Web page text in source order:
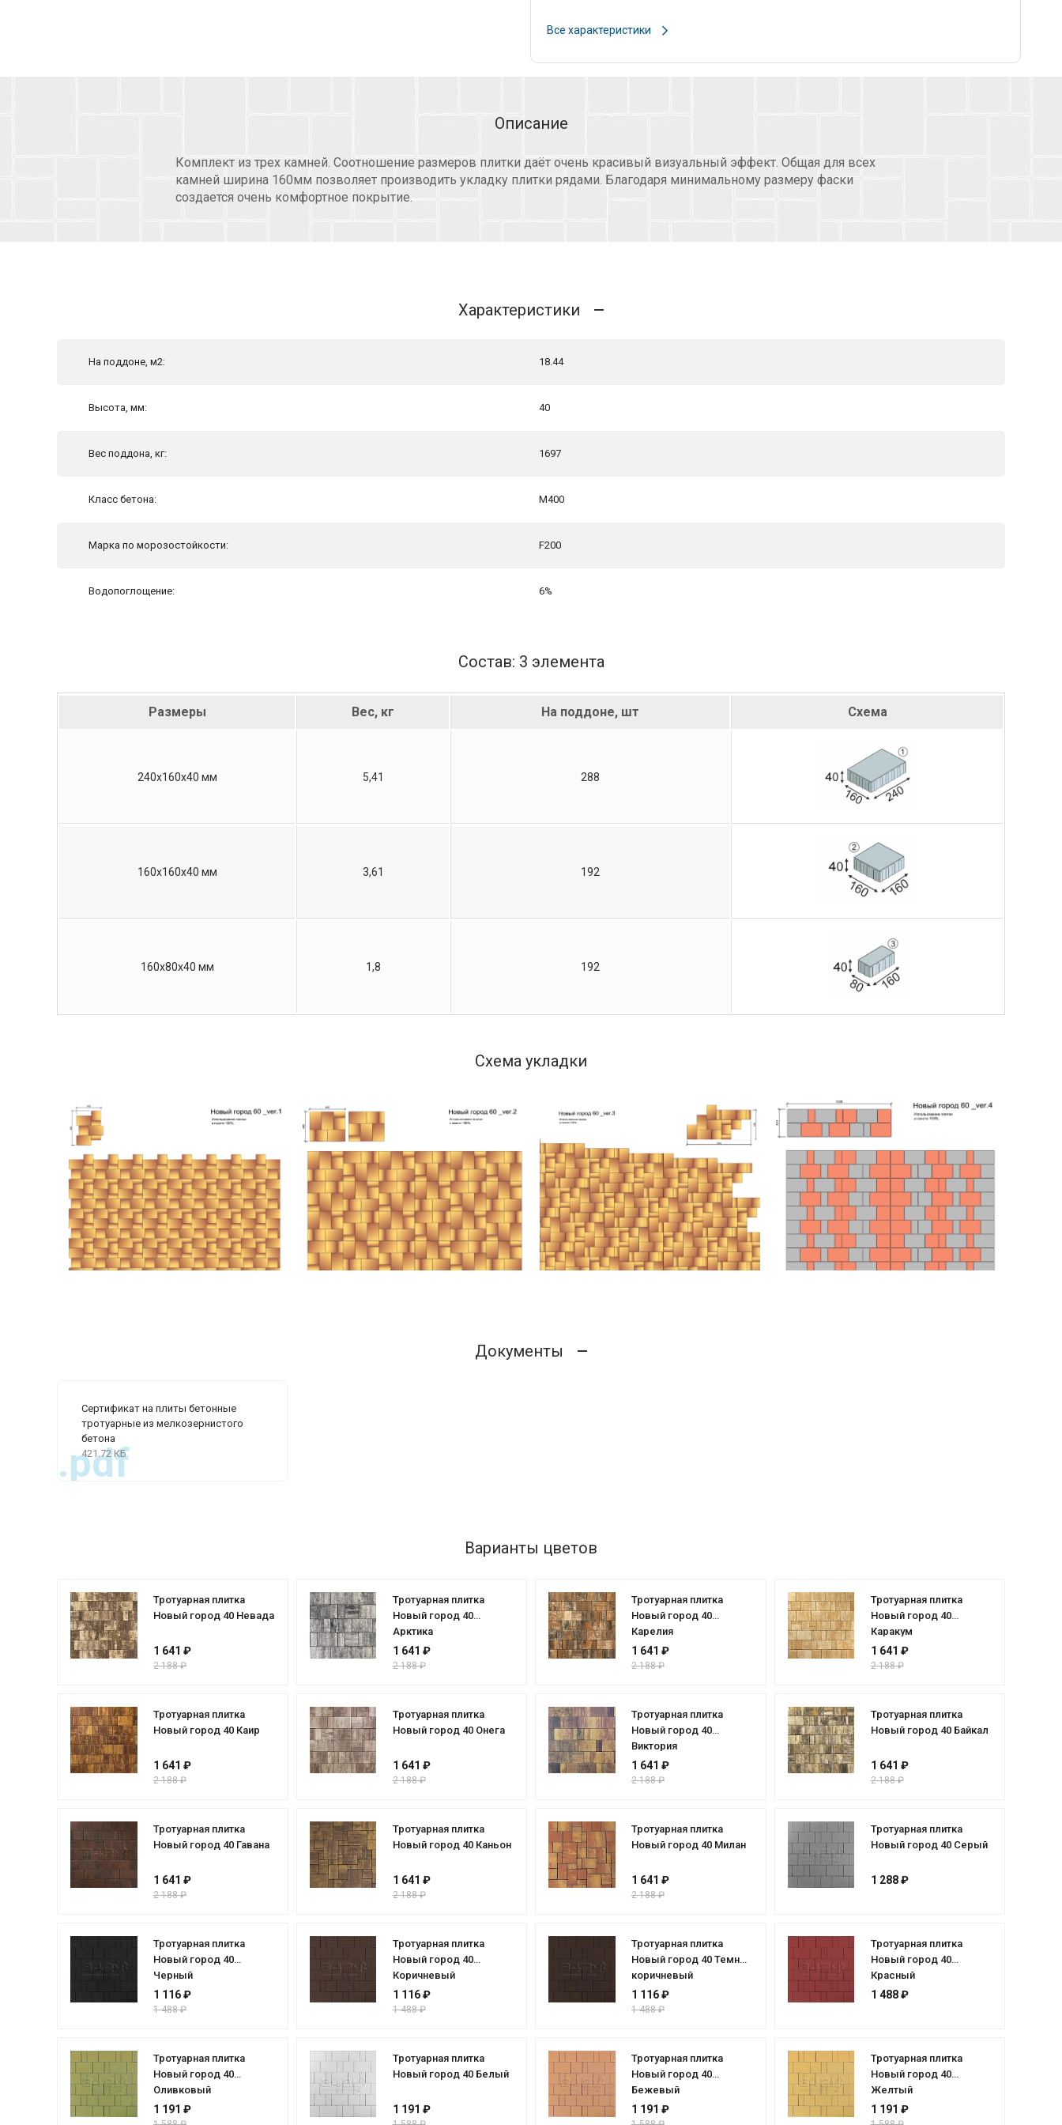
Все характеристики
Описание
Комплект из трех камней. Соотношение размеров плитки даёт очень красивый визуальный эффект. Общая для всех
камней ширина 160мм позволяет производить укладку плитки рядами. Благодаря минимальному размеру фаски
создается очень комфортное покрытие.
Характеристики
На поддоне, м2: 18.44
Высота, мм: 40
Вес поддона, кг: 1697
Класс бетона: М400
Марка по морозостойкости: F200
Водопоглощение: 6%
Состав: 3 элемента
Размеры Вес, кг На поддоне, шт Схема
240х160х40 мм 5,41 288
160х160х40 мм 3,61 192
160х80х40 мм 1,8 192
Схема укладки
Документы
Сертификат на плиты бетонные
тротуарные из мелкозернистого
бетона
421.72 КБ
.pdf
Варианты цветов
Тротуарная плитка
Новый город 40 Невада
1 641 ₽
2 188 ₽
Тротуарная плитка
Новый город 40
Арктика
1 641 ₽
2 188 ₽
Тротуарная плитка
Новый город 40
Карелия
1 641 ₽
2 188 ₽
Тротуарная плитка
Новый город 40
Каракум
1 641 ₽
2 188 ₽
Тротуарная плитка
Новый город 40 Каир
1 641 ₽
2 188 ₽
Тротуарная плитка
Новый город 40 Онега
1 641 ₽
2 188 ₽
Тротуарная плитка
Новый город 40
Виктория
1 641 ₽
2 188 ₽
Тротуарная плитка
Новый город 40 Байкал
1 641 ₽
2 188 ₽
Тротуарная плитка
Новый город 40 Гавана
1 641 ₽
2 188 ₽
Тротуарная плитка
Новый город 40 Каньон
1 641 ₽
2 188 ₽
Тротуарная плитка
Новый город 40 Милан
1 641 ₽
2 188 ₽
Тротуарная плитка
Новый город 40 Серый
1 288 ₽
Тротуарная плитка
Новый город 40
Черный
1 116 ₽
1 488 ₽
Тротуарная плитка
Новый город 40
Коричневый
1 116 ₽
1 488 ₽
Тротуарная плитка
Новый город 40 Темно-
коричневый
1 116 ₽
1 488 ₽
Тротуарная плитка
Новый город 40
Красный
1 488 ₽
Тротуарная плитка
Новый город 40
Оливковый
1 191 ₽
Тротуарная плитка
Новый город 40 Белый
1 191 ₽
Тротуарная плитка
Новый город 40
Бежевый
1 191 ₽
Тротуарная плитка
Новый город 40
Желтый
1 191 ₽